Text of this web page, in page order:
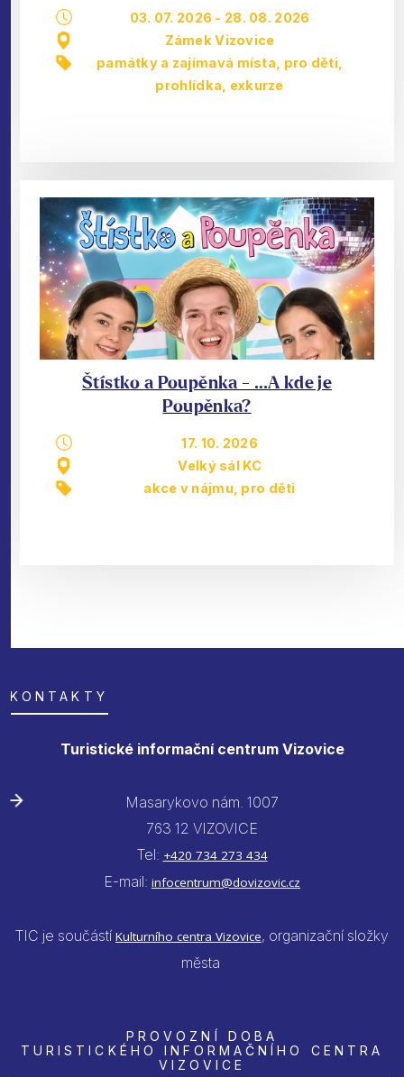
03. 07. 2026 - 28. 08. 2026
Zámek Vizovice
památky a zajímavá místa
pro děti,
prohlídka, exkurze
Štístko a Poupěnka - …A kde je
Poupěnka?
17. 10. 2026
Velký sál KC
akce v nájmu, pro děti
KONTAKTY
Turistické informační centrum Vizovice
Masarykovo nám. 1007
763 12 VIZOVICE
Tel: +420 734 273 434
E-mail: infocentrum@dovizovic.cz
TIC je součástí Kulturního centra Vizovice, organizační složky
města
PROVOZNÍ DOBA
TURISTICKÉHO INFORMAČNÍHO CENTRA
VIZOVICE